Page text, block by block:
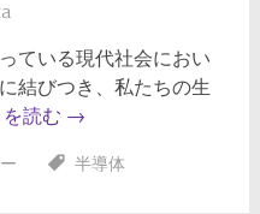
ている現代社会におい
結びつき、私たちの生
読む →
半導体